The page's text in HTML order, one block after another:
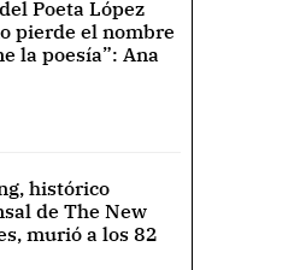
Poeta López
pierde el nombre
la poesía”: Ana
histórico
de The New
murió a los 82